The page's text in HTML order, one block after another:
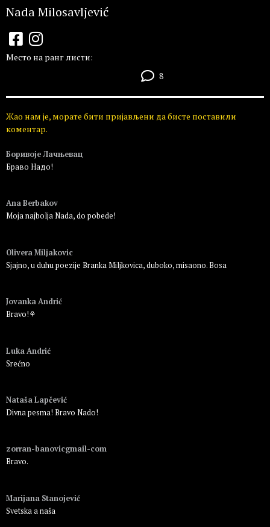
Nada Milosavljević
Место на ранг листи:
8
Жао нам је, морате бити пријављени да бисте поставили
коментар.
Боривоје Лачњевац
Браво Надо!
Ana Berbakov
Moja najbolja Nada, do pobede!
Olivera Miljakovic
Sjajno, u duhu poezije Branka Miljkovica, duboko, misaono. Bosa
Jovanka Andrić
Bravo!⚘
Luka Andrić
Srećno
Nataša Lapčević
Divna pesma! Bravo Nado!
zorran-banovicgmail-com
Bravo.
Marijana Stanojević
Svetska a naša